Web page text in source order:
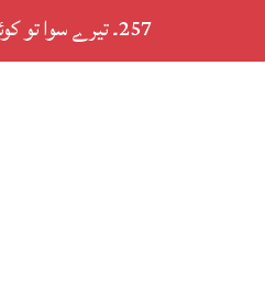
257۔ تیرے سوا تو کوئی مرا راہبر نہ تھا